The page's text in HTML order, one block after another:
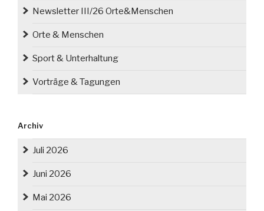
Newsletter III/26 Orte&Menschen
Orte & Menschen
Sport & Unterhaltung
Vorträge & Tagungen
Archiv
Juli 2026
Juni 2026
Mai 2026